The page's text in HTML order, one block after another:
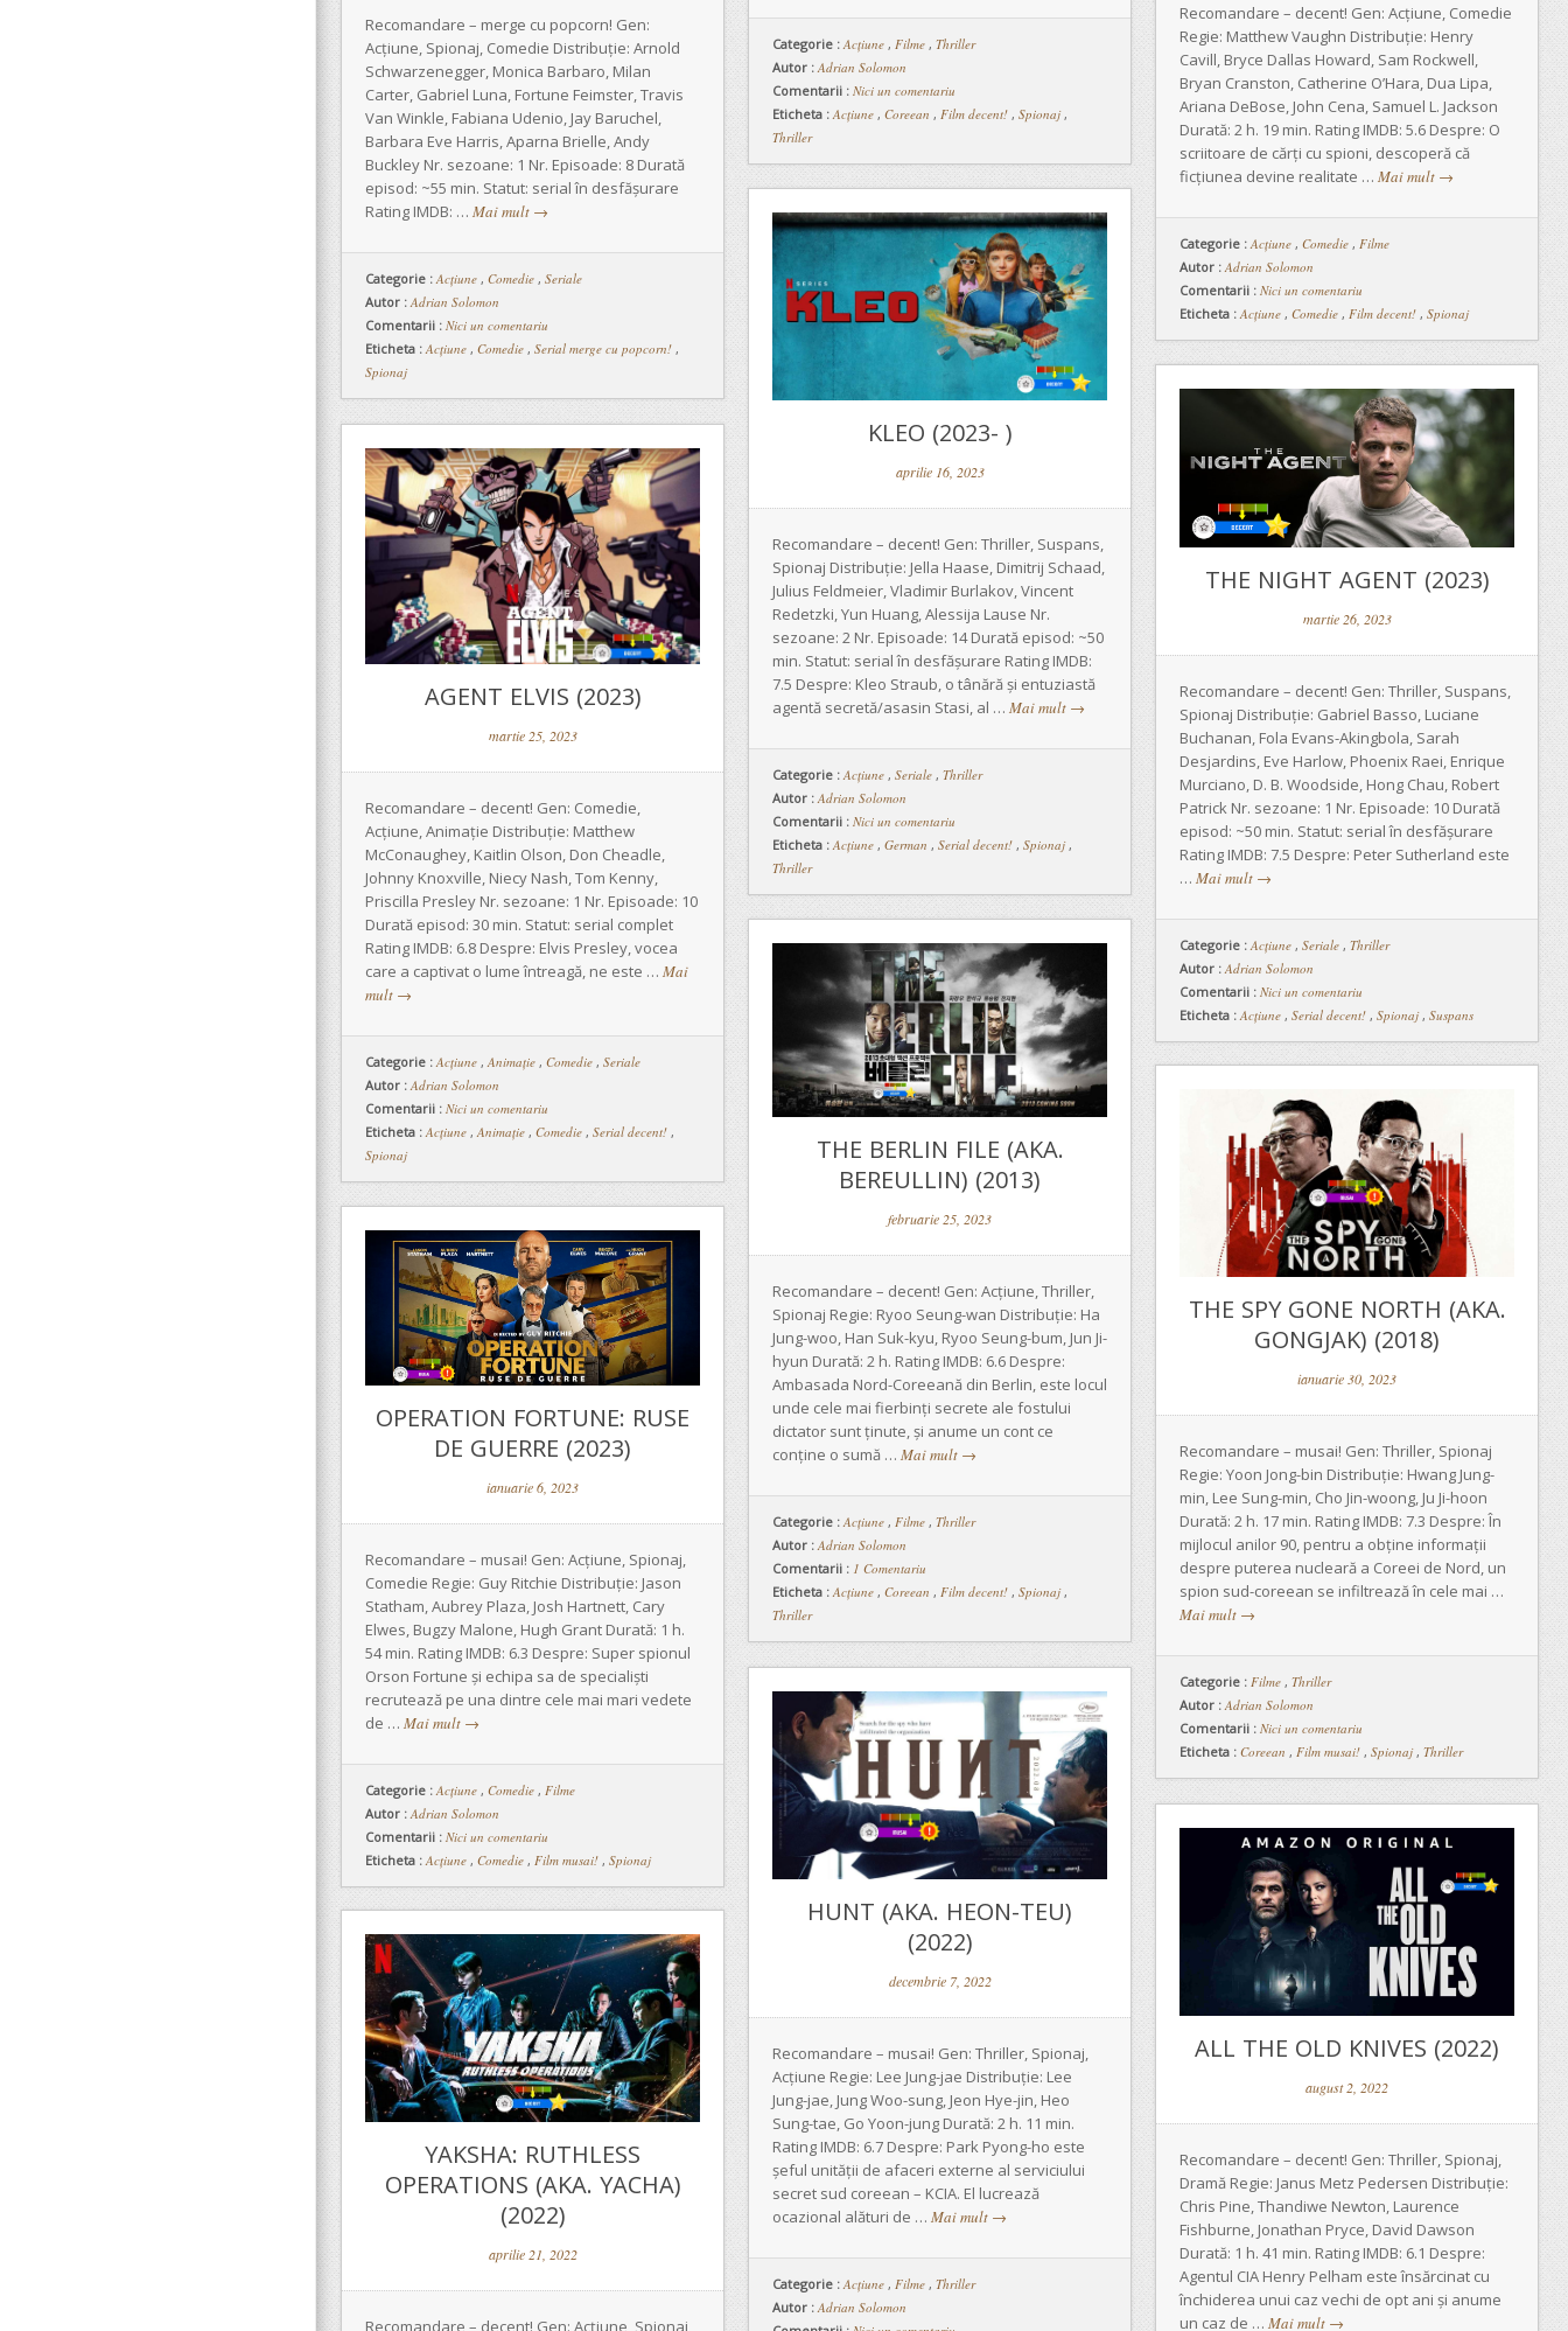
Recomandare – decent! Gen: Acțiune, Comedie
Regie: Matthew Vaughn Distribuție: Henry
Cavill, Bryce Dallas Howard, Sam Rockwell,
Bryan Cranston, Catherine O’Hara, Dua Lipa,
Ariana DeBose, John Cena, Samuel L. Jackson
Durată: 2 h. 19 min. Rating IMDB: 5.6 Despre: O
scriitoare de cărți cu spioni, descoperă că
ficțiunea devine realitate … Mai mult →
Categorie : Acţiune , Comedie , Filme
Autor : Adrian Solomon
Comentarii : Nici un comentariu
Eticheta : Acțiune , Comedie , Film decent! , Spionaj
Categorie :Acţiune , Filme , Thriller
Autor : Adrian Solomon
Comentarii : Nici un comentariu
Eticheta : Acțiune , Coreean , Film decent! , Spionaj,
Thriller
Recomandare – merge cu popcorn! Gen:
Acțiune, Spionaj, Comedie Distribuție: Arnold
Schwarzenegger, Monica Barbaro, Milan
Carter, Gabriel Luna, Fortune Feimster, Travis
Van Winkle, Fabiana Udenio, Jay Baruchel,
Barbara Eve Harris, Aparna Brielle, Andy
Buckley Nr. sezoane: 1 Nr. Episoade: 8 Durată
episod: ~55 min. Statut: serial în desfășurare
Rating IMDB: … Mai mult →
Categorie :Acțiune , Comedie , Seriale
Autor : Adrian Solomon
Comentarii : Nici un comentariu
Eticheta : Acțiune , Comedie , Serial merge cu popcorn! ,
Spionaj
KLEO (2023- )
aprilie 16, 2023
Recomandare – decent! Gen: Thriller, Suspans,
Spionaj Distribuție: Jella Haase, Dimitrij Schaad,
Julius Feldmeier, Vladimir Burlakov, Vincent
Redetzki, Yun Huang, Alessija Lause Nr.
sezoane: 2 Nr. Episoade: 14 Durată episod: ~50
min. Statut: serial în desfășurare Rating IMDB:
7.5 Despre: Kleo Straub, o tânără și entuziastă
agentă secretă/asasin Stasi, al … Mai mult →
Categorie :Acțiune , Seriale , Thriller
Autor : Adrian Solomon
Comentarii : Nici un comentariu
Eticheta : Acțiune , German , Serial decent! , Spionaj,
Thriller
THE NIGHT AGENT (2023)
martie 26, 2023
Recomandare – decent! Gen: Thriller, Suspans,
Spionaj Distribuție: Gabriel Basso, Luciane
Buchanan, Fola Evans-Akingbola, Sarah
Desjardins, Eve Harlow, Phoenix Raei, Enrique
Murciano, D. B. Woodside, Hong Chau, Robert
Patrick Nr. sezoane: 1 Nr. Episoade: 10 Durată
episod: ~50 min. Statut: serial în desfășurare
Rating IMDB: 7.5 Despre: Peter Sutherland este
… Mai mult →
Categorie : Acțiune , Seriale , Thriller
Autor : Adrian Solomon
Comentarii : Nici un comentariu
Eticheta : Acțiune , Serial decent! , Spionaj, Suspans
AGENT ELVIS (2023)
martie 25, 2023
Recomandare – decent! Gen: Comedie,
Acțiune, Animație Distribuție: Matthew
McConaughey, Kaitlin Olson, Don Cheadle,
Johnny Knoxville, Niecy Nash, Tom Kenny,
Priscilla Presley Nr. sezoane: 1 Nr. Episoade: 10
Durată episod: 30 min. Statut: serial complet
Rating IMDB: 6.8 Despre: Elvis Presley, vocea
care a captivat o lume întreagă, ne este … Mai
mult →
Categorie : Acțiune , Animație , Comedie , Seriale
Autor : Adrian Solomon
Comentarii : Nici un comentariu
Eticheta : Acțiune , Animație , Comedie , Serial decent! ,
Spionaj
THE BERLIN FILE (AKA.
BEREULLIN) (2013)
februarie 25, 2023
Recomandare – decent! Gen: Acțiune, Thriller,
Spionaj Regie: Ryoo Seung-wan Distribuție: Ha
Jung-woo, Han Suk-kyu, Ryoo Seung-bum, Jun Ji-
hyun Durată: 2 h. Rating IMDB: 6.6 Despre:
Ambasada Nord-Coreeană din Berlin, este locul
unde cele mai fierbinți secrete ale fostului
dictator sunt ținute, și anume un cont ce
conține o sumă … Mai mult →
Categorie :Acţiune , Filme , Thriller
Autor : Adrian Solomon
Comentarii : 1 Comentariu
Eticheta : Acțiune , Coreean , Film decent! , Spionaj,
Thriller
THE SPY GONE NORTH (AKA.
GONGJAK) (2018)
ianuarie 30, 2023
Recomandare – musai! Gen: Thriller, Spionaj
Regie: Yoon Jong-bin Distribuție: Hwang Jung-
min, Lee Sung-min, Cho Jin-woong, Ju Ji-hoon
Durată: 2 h. 17 min. Rating IMDB: 7.3 Despre: În
mijlocul anilor 90, pentru a obține informații
despre puterea nucleară a Coreei de Nord, un
spion sud-coreean se infiltrează în cele mai …
Mai mult →
Categorie : Filme , Thriller
Autor : Adrian Solomon
Comentarii : Nici un comentariu
Eticheta : Coreean , Film musai! , Spionaj, Thriller
OPERATION FORTUNE: RUSE
DE GUERRE (2023)
ianuarie 6, 2023
Recomandare – musai! Gen: Acțiune, Spionaj,
Comedie Regie: Guy Ritchie Distribuție: Jason
Statham, Aubrey Plaza, Josh Hartnett, Cary
Elwes, Bugzy Malone, Hugh Grant Durată: 1 h.
54 min. Rating IMDB: 6.3 Despre: Super spionul
Orson Fortune și echipa sa de specialiști
recrutează pe una dintre cele mai mari vedete
de … Mai mult →
Categorie : Acţiune , Comedie , Filme
Autor : Adrian Solomon
Comentarii : Nici un comentariu
Eticheta : Acțiune , Comedie , Film musai! , Spionaj
HUNT (AKA. HEON-TEU)
(2022)
decembrie 7, 2022
Recomandare – musai! Gen: Thriller, Spionaj,
Acțiune Regie: Lee Jung-jae Distribuție: Lee
Jung-jae, Jung Woo-sung, Jeon Hye-jin, Heo
Sung-tae, Go Yoon-jung Durată: 2 h. 11 min.
Rating IMDB: 6.7 Despre: Park Pyong-ho este
șeful unității de afaceri externe al serviciului
secret sud coreean – KCIA. El lucrează
ocazional alături de … Mai mult →
Categorie :Acţiune , Filme , Thriller
Autor : Adrian Solomon
ALL THE OLD KNIVES (2022)
august 2, 2022
Recomandare – decent! Gen: Thriller, Spionaj,
Dramă Regie: Janus Metz Pedersen Distribuție:
Chris Pine, Thandiwe Newton, Laurence
Fishburne, Jonathan Pryce, David Dawson
Durată: 1 h. 41 min. Rating IMDB: 6.1 Despre:
Agentul CIA Henry Pelham este însărcinat cu
închiderea unui caz vechi de opt ani și anume
un caz de … Mai mult →
YAKSHA: RUTHLESS
OPERATIONS (AKA. YACHA)
(2022)
aprilie 21, 2022